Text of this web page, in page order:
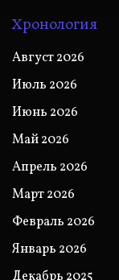
Хронология
Август 2026
Июль 2026
Июнь 2026
Май 2026
Апрель 2026
Март 2026
Февраль 2026
Январь 2026